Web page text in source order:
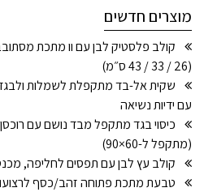
מוצרים חדשים
(26 / 33 / 43 ס״מ)
עם ידיות נשיאה
(מתקפל ל-60×90)
קולב עץ לבן עם תפסים לחליפה, מכנסיים
טבעת מתכת פתוחה זהב/כסף